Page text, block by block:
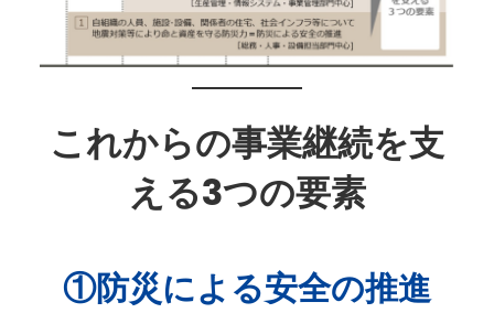
これからの事業継続を支
える3つの要素
①防災による安全の推進